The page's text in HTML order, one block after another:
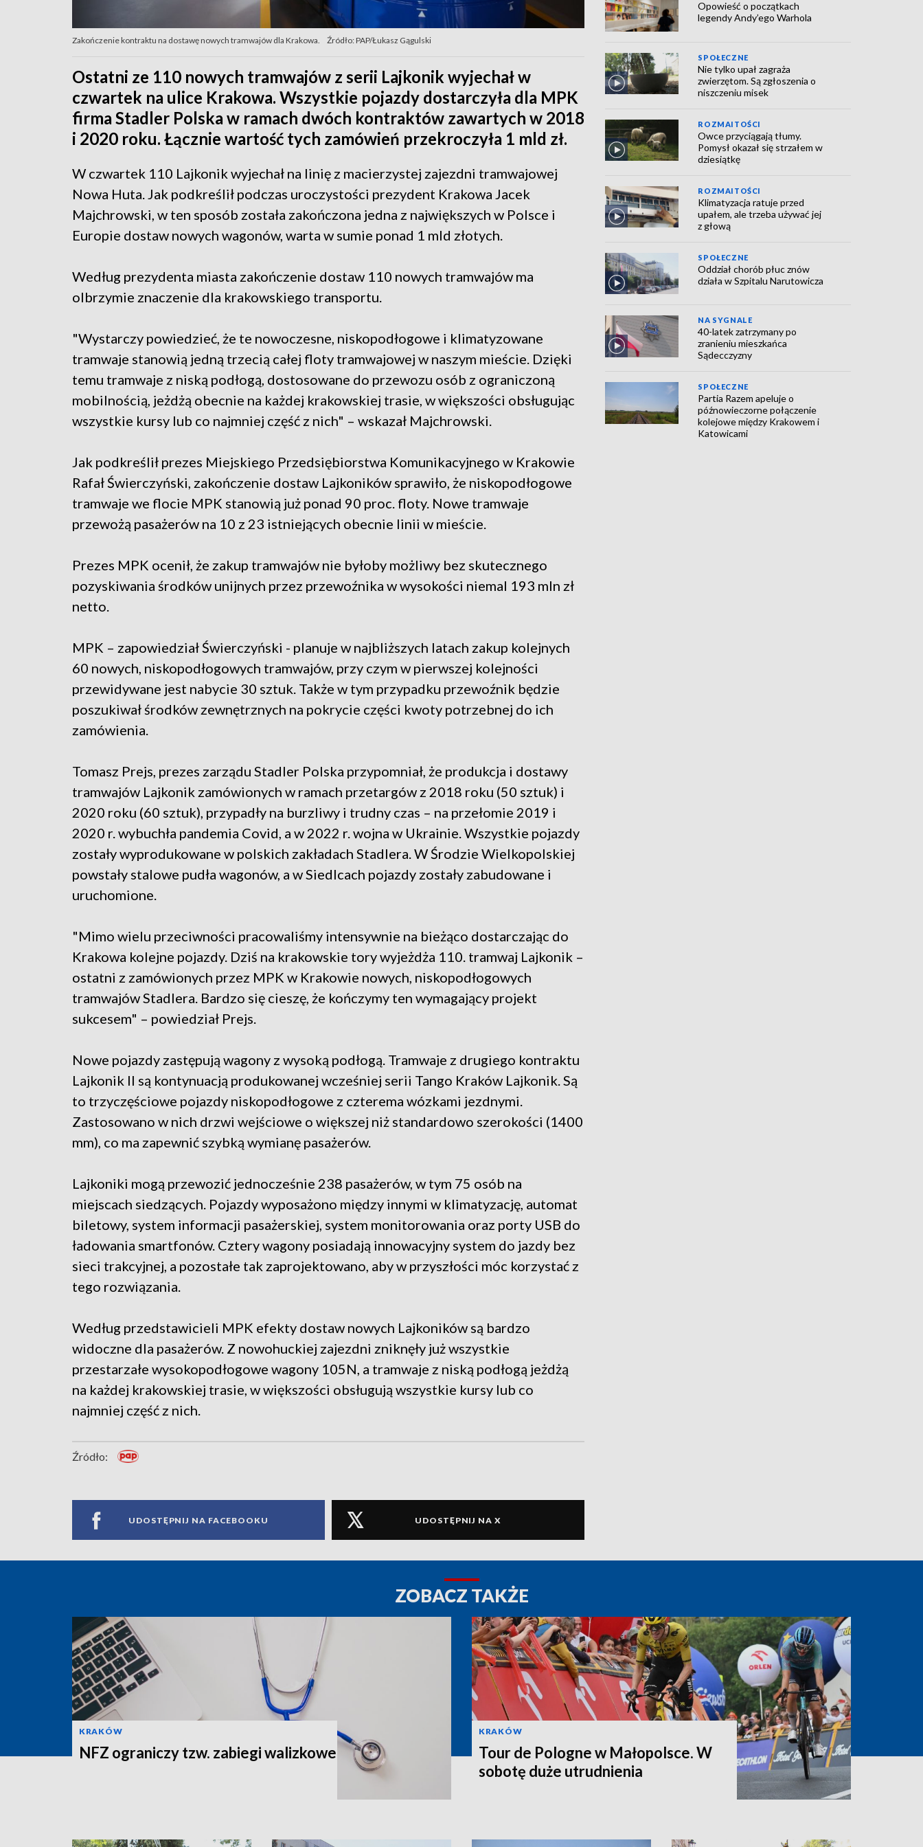
Zakończenie kontraktu na dostawę nowych tramwajów dla Krakowa. Źródło: PAP/Łukasz Gągulski
Ostatni ze 110 nowych tramwajów z serii Lajkonik wyjechał w
czwartek na ulice Krakowa. Wszystkie pojazdy dostarczyła dla MPK
firma Stadler Polska w ramach dwóch kontraktów zawartych w 2018
i 2020 roku. Łącznie wartość tych zamówień przekroczyła 1 mld zł.
W czwartek 110 Lajkonik wyjechał na linię z macierzystej zajezdni tramwajowej
Nowa Huta. Jak podkreślił podczas uroczystości prezydent Krakowa Jacek
Majchrowski, w ten sposób została zakończona jedna z największych w Polsce i
Europie dostaw nowych wagonów, warta w sumie ponad 1 mld złotych.
Według prezydenta miasta zakończenie dostaw 110 nowych tramwajów ma
olbrzymie znaczenie dla krakowskiego transportu.
"Wystarczy powiedzieć, że te nowoczesne, niskopodłogowe i klimatyzowane
tramwaje stanowią jedną trzecią całej floty tramwajowej w naszym mieście. Dzięki
temu tramwaje z niską podłogą, dostosowane do przewozu osób z ograniczoną
mobilnością, jeżdżą obecnie na każdej krakowskiej trasie, w większości obsługując
wszystkie kursy lub co najmniej część z nich" – wskazał Majchrowski.
Jak podkreślił prezes Miejskiego Przedsiębiorstwa Komunikacyjnego w Krakowie
Rafał Świerczyński, zakończenie dostaw Lajkoników sprawiło, że niskopodłogowe
tramwaje we flocie MPK stanowią już ponad 90 proc. floty. Nowe tramwaje
przewożą pasażerów na 10 z 23 istniejących obecnie linii w mieście.
Prezes MPK ocenił, że zakup tramwajów nie byłoby możliwy bez skutecznego
pozyskiwania środków unijnych przez przewoźnika w wysokości niemal 193 mln zł
netto.
MPK – zapowiedział Świerczyński - planuje w najbliższych latach zakup kolejnych
60 nowych, niskopodłogowych tramwajów, przy czym w pierwszej kolejności
przewidywane jest nabycie 30 sztuk. Także w tym przypadku przewoźnik będzie
poszukiwał środków zewnętrznych na pokrycie części kwoty potrzebnej do ich
zamówienia.
Tomasz Prejs, prezes zarządu Stadler Polska przypomniał, że produkcja i dostawy
tramwajów Lajkonik zamówionych w ramach przetargów z 2018 roku (50 sztuk) i
2020 roku (60 sztuk), przypadły na burzliwy i trudny czas – na przełomie 2019 i
2020 r. wybuchła pandemia Covid, a w 2022 r. wojna w Ukrainie. Wszystkie pojazdy
zostały wyprodukowane w polskich zakładach Stadlera. W Środzie Wielkopolskiej
powstały stalowe pudła wagonów, a w Siedlcach pojazdy zostały zabudowane i
uruchomione.
"Mimo wielu przeciwności pracowaliśmy intensywnie na bieżąco dostarczając do
Krakowa kolejne pojazdy. Dziś na krakowskie tory wyjeżdża 110. tramwaj Lajkonik –
ostatni z zamówionych przez MPK w Krakowie nowych, niskopodłogowych
tramwajów Stadlera. Bardzo się cieszę, że kończymy ten wymagający projekt
sukcesem" – powiedział Prejs.
Nowe pojazdy zastępują wagony z wysoką podłogą. Tramwaje z drugiego kontraktu
Lajkonik II są kontynuacją produkowanej wcześniej serii Tango Kraków Lajkonik. Są
to trzyczęściowe pojazdy niskopodłogowe z czterema wózkami jezdnymi.
Zastosowano w nich drzwi wejściowe o większej niż standardowo szerokości (1400
mm), co ma zapewnić szybką wymianę pasażerów.
Lajkoniki mogą przewozić jednocześnie 238 pasażerów, w tym 75 osób na
miejscach siedzących. Pojazdy wyposażono między innymi w klimatyzację, automat
biletowy, system informacji pasażerskiej, system monitorowania oraz porty USB do
ładowania smartfonów. Cztery wagony posiadają innowacyjny system do jazdy bez
sieci trakcyjnej, a pozostałe tak zaprojektowano, aby w przyszłości móc korzystać z
tego rozwiązania.
Według przedstawicieli MPK efekty dostaw nowych Lajkoników są bardzo
widoczne dla pasażerów. Z nowohuckiej zajezdni zniknęły już wszystkie
przestarzałe wysokopodłogowe wagony 105N, a tramwaje z niską podłogą jeżdżą
na każdej krakowskiej trasie, w większości obsługują wszystkie kursy lub co
najmniej część z nich.
Źródło:
UDOSTĘPNIJ NA FACEBOOKU UDOSTĘPNIJ NA X
Opowieść o początkach
legendy Andy’ego Warhola
SPOŁECZNE
Nie tylko upał zagraża
zwierzętom. Są zgłoszenia o
niszczeniu misek
ROZMAITOŚCI
Owce przyciągają tłumy.
Pomysł okazał się strzałem w
dziesiątkę
ROZMAITOŚCI
Klimatyzacja ratuje przed
upałem, ale trzeba używać jej
z głową
SPOŁECZNE
Oddział chorób płuc znów
działa w Szpitalu Narutowicza
NA SYGNALE
40-latek zatrzymany po
zranieniu mieszkańca
Sądecczyzny
SPOŁECZNE
Partia Razem apeluje o
późnowieczorne połączenie
kolejowe między Krakowem i
Katowicami
ZOBACZ TAKŻE
KRAKÓW
NFZ ograniczy tzw. zabiegi walizkowe
KRAKÓW
Tour de Pologne w Małopolsce. W
sobotę duże utrudnienia